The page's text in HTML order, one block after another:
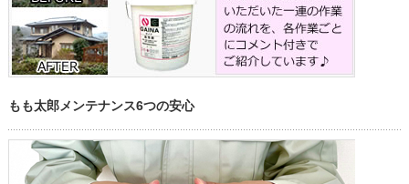
もも太郎メンテナンス6つの安心